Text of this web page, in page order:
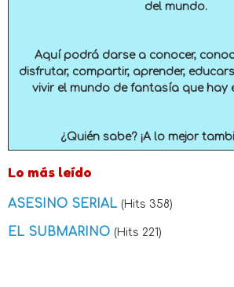
del mundo.
Aquí podrá darse a conocer,
disfrutar, compartir, aprender,
vivir el mundo de fantasía que hay
¿Quién sabe? ¡A lo mejor
Lo más leído
ASESINO SERIAL (Hits 358)
EL SUBMARINO (Hits 221)